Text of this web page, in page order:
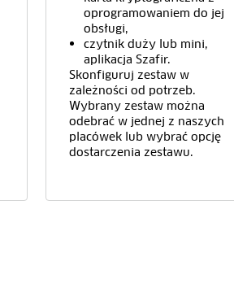
oprogramowaniem do jej
obsługi,
czytnik duży lub mini,
aplikacja Szafir.
Skonfiguruj zestaw w
zależności od potrzeb.
Wybrany zestaw można
odebrać w jednej z naszych
placówek lub wybrać opcję
dostarczenia zestawu.